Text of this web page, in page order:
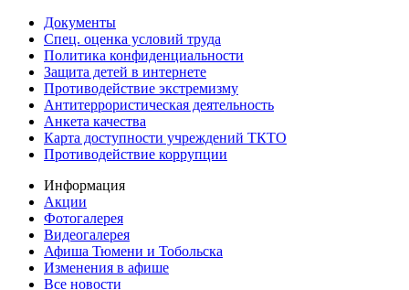
Документы
Спец. оценка условий труда
Политика конфиденциальности
Защита детей в интернете
Противодействие экстремизму
Антитеррористическая деятельность
Анкета качества
Карта доступности учреждений ТКТО
Противодействие коррупции
Информация
Акции
Фотогалерея
Видеогалерея
Афиша Тюмени и Тобольска
Изменения в афише
Все новости